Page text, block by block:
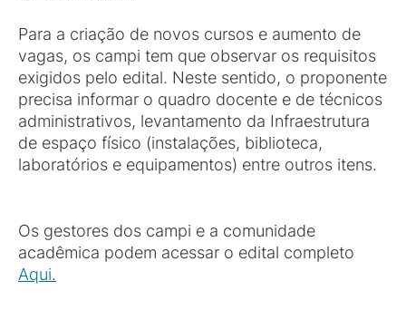
Para a criação de novos cursos e aumento de
vagas, os campi tem que observar os requisitos
exigidos pelo edital. Neste sentido, o proponente
precisa informar o quadro docente e de técnicos
administrativos, levantamento da Infraestrutura
de espaço físico (instalações, biblioteca,
laboratórios e equipamentos) entre outros itens.
Os gestores dos campi e a comunidade
acadêmica podem acessar o edital completo
Aqui.